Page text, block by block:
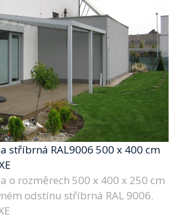
stříbrná RAL9006 500 x 400 cm
o rozměrech 500 x 400 x 250 cm
odstínu stříbrná RAL 9006.